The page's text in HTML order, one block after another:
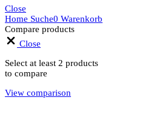
Close
Home Suche0 Warenkorb
Compare products
Close
Select at least 2 products
to compare
View comparison